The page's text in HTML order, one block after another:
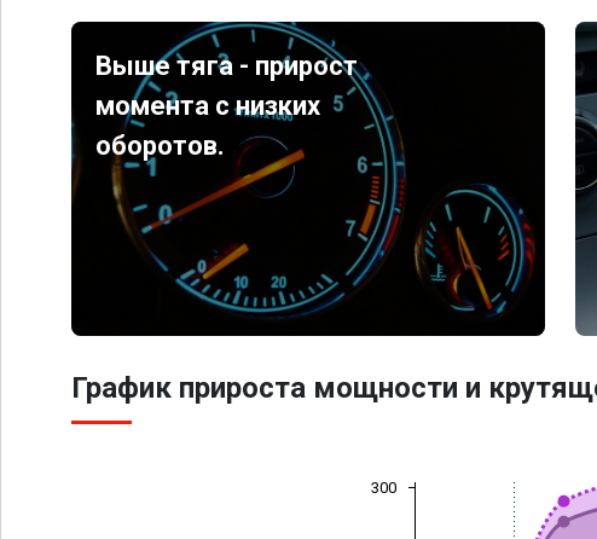
Выше тяга - прирост
момента с низких
оборотов.
График прироста мощности и
300